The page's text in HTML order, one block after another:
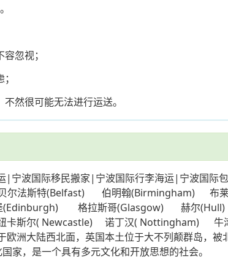
忽视；
然很可能无法进行运送。
宁波国际移民搬家|宁波国际行李海运|宁波国
： 贝尔法斯特(Belfast) 伯明翰
(Edinburgh) 格拉斯哥(Glasgow) 赫尔
斯尔( Newcastle) 诺丁汉( Nottingham)
陆西北面，英国本土位于大不列颠群岛，被北
国家，是一个具有多元文化和开放思想的社会